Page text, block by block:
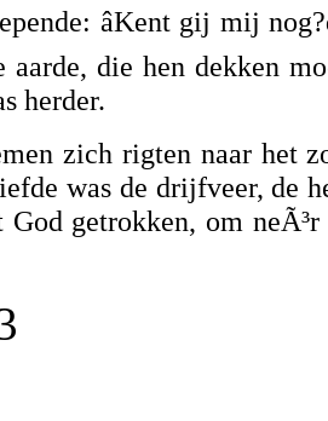
âKent gij mij
aarde, die hen dekken
herder.
zich rigten naar het
was de drijfveer, de
getrokken, om